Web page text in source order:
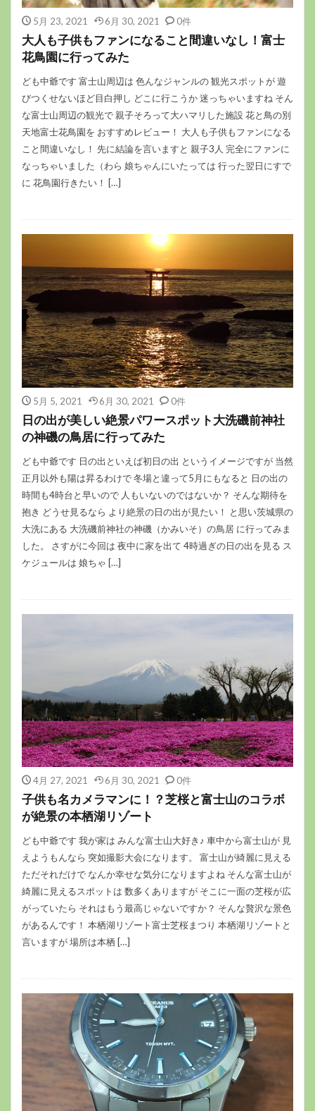
5月 23, 2021 6月 30, 2021 0件
大人も子供もファンになること間違いなし！富士
花鳥園に行ってみた
ども中爺です 富士山周辺は 色んなジャンルの 観光スポットが 遊
びつくせないほど目白押し どこに行こうか 迷っちゃいますね そん
な富士山周辺の観光で 親子そろって大ハマリした施設 花と鳥の別
天地富士花鳥園を おすすめレビュー！ 大人も子供もファンになる
こと間違いなし！ 先に結論を言いますと 親子3人 完全にファンに
なっちゃいました（わら 娘ちゃんにいたっては 行った翌日にすで
に 花鳥園行きたい！ […]
5月 5, 2021 6月 30, 2021 0件
日の出が美しい絶景パワースポット大洗磯前神社
の神磯の鳥居に行ってみた
ども中爺です 日の出といえば初日の出 というイメージですが 当然
正月以外も陽は昇るわけで 冬場と違って5月にもなると 日の出の
時間も4時台と早いので 人もいないのではないか？ そんな期待を
抱き どうせ見るなら より絶景の日の出が見たい！ と思い茨城県の
大洗にある 大洗磯前神社の神磯（かみいそ）の鳥居 に行ってみま
した。 さすがに今回は 夜中に家を出て 4時過ぎの日の出を見る ス
ケジュールは 娘ちゃ […]
4月 27, 2021 6月 30, 2021 0件
子供も名カメラマンに！？芝桜と富士山のコラボ
が絶景の本栖湖リゾート
ども中爺です 我が家は みんな富士山大好き♪ 車中から富士山が 見
えようもんなら 突如撮影大会になります。 富士山が綺麗に見える
ただそれだけで なんか幸せな気分になりますよね そんな富士山が
綺麗に見えるスポットは 数多くありますが そこに一面の芝桜が広
がっていたら それはもう最高じゃないですか？ そんな贅沢な景色
があるんです！ 本栖湖リゾート富士芝桜まつり 本栖湖リゾートと
言いますが 場所は本栖 […]